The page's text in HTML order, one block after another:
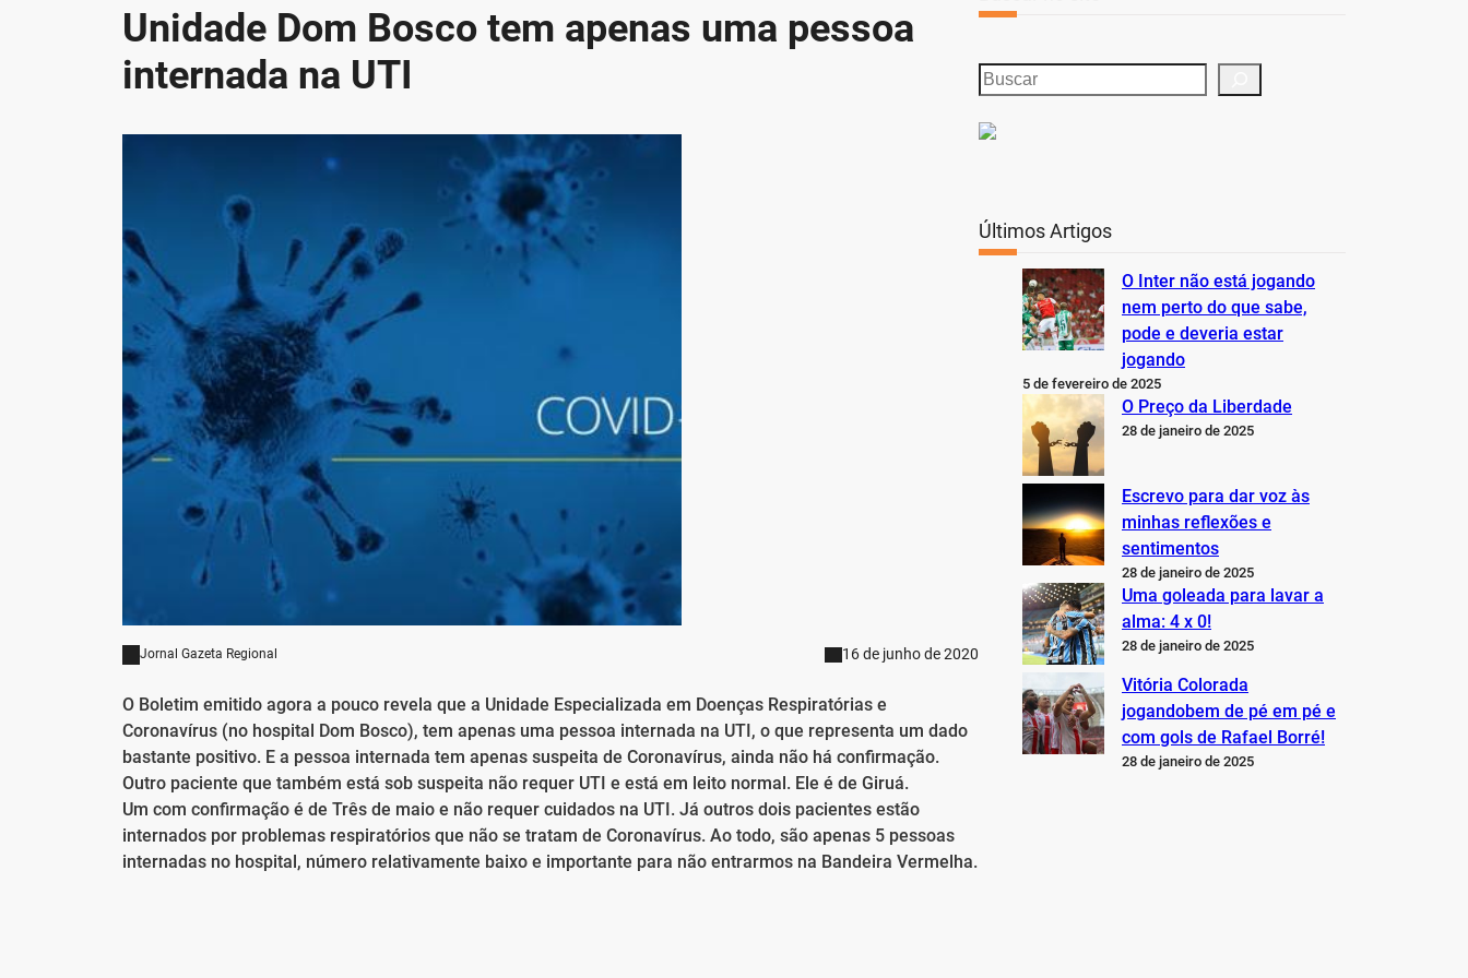
Unidade Dom Bosco tem apenas uma pessoa
internada na UTI
Jornal Gazeta Regional 16 de junho de 2020
O Boletim emitido agora a pouco revela que a Unidade Especializada em Doenças Respiratórias e
Coronavírus (no hospital Dom Bosco), tem apenas uma pessoa internada na UTI, o que representa um dado
bastante positivo. E a pessoa internada tem apenas suspeita de Coronavírus, ainda não há confirmação.
Outro paciente que também está sob suspeita não requer UTI e está em leito normal. Ele é de Giruá.
Um com confirmação é de Três de maio e não requer cuidados na UTI. Já outros dois pacientes estão
internados por problemas respiratórios que não se tratam de Coronavírus. Ao todo, são apenas 5 pessoas
internadas no hospital, número relativamente baixo e importante para não entrarmos na Bandeira Vermelha.
S
e
a
Últimos Artigos
O Inter não está jogando
nem perto do que sabe,
pode e deveria estar
jogando
5 de fevereiro de 2025
O Preço da Liberdade
28 de janeiro de 2025
Escrevo para dar voz às
minhas reflexões e
sentimentos
28 de janeiro de 2025
Uma goleada para lavar a
alma: 4 x 0!
28 de janeiro de 2025
Vitória Colorada
jogandobem de pé em pé e
com gols de Rafael Borré!
28 de janeiro de 2025